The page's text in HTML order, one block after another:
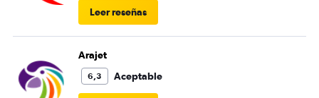
Leer reseñas
Arajet
6,3 Aceptable